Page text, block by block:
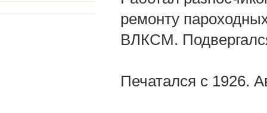
ремонту
ВЛКСМ.
Печатался с 1926.